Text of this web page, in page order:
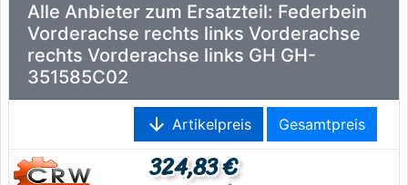
Alle Anbieter zum Ersatzteil: Federbein
Vorderachse rechts links Vorderachse
rechts Vorderachse links GH GH-
351585C02
arrow_downward Artikelpreis Gesamtpreis
324,83 €